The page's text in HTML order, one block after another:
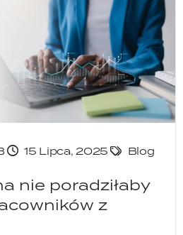
15 Lipca, 2025 Blog
nie poradziłaby
z